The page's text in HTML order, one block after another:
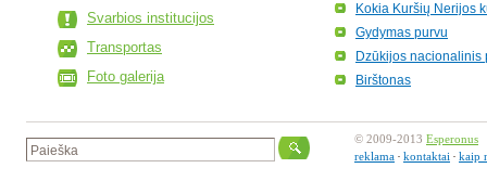
Svarbios institucijos
Transportas
Foto galerija
Kokia Kuršių Nerijos
Gydymas purvu
Dzūkijos nacionalinis
Birštonas
© 2009-2013 Esperonus
reklama
kontaktai kaip